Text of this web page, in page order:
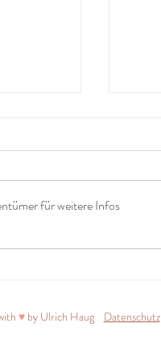
für weitere Infos
♥by Ulrich Haug Datenschutz